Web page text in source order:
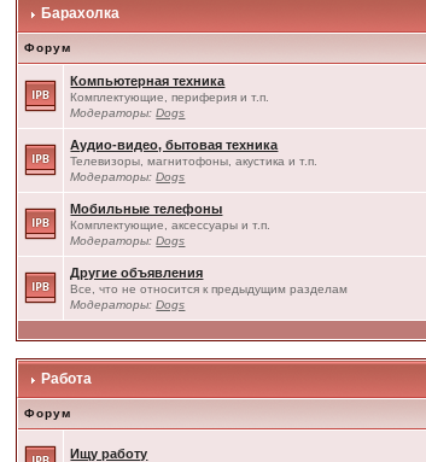
Барахолка
Форум
Компьютерная техника
Комплектующие, периферия и т.п.
Модераторы:Dogs
Аудио-видео, бытовая техника
Телевизоры, магнитофоны, акустика и т.п.
Модераторы:Dogs
Мобильные телефоны
Комплектующие, аксессуары и т.п.
Модераторы:Dogs
Другие объявления
Все, что не относится к предыдущим разделам
Модераторы:Dogs
Работа
Форум
Ищу работу